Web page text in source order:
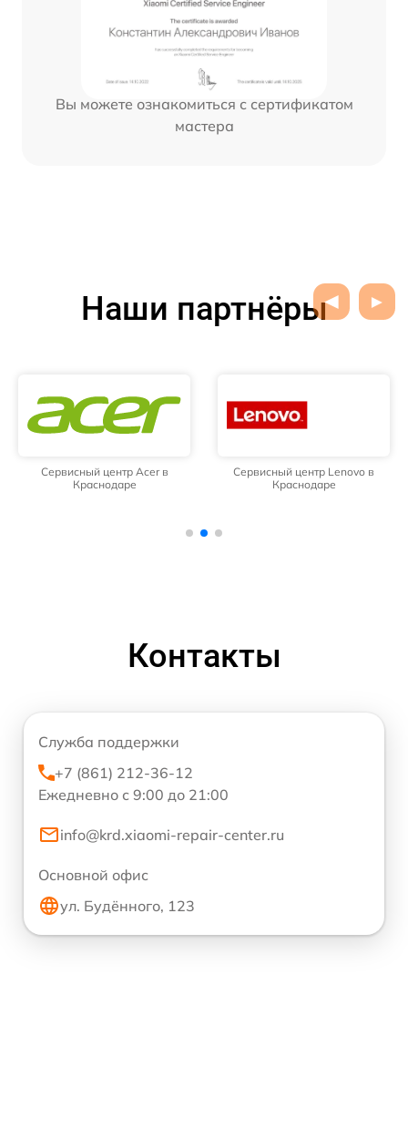
Вы можете ознакомиться с сертификатом
мастера
Наши партнёры
Сервисный центр Acer в
Краснодаре
Сервисный центр Lenovo в
Краснодаре
Контакты
Служба поддержки
+7 (861) 212-36-12
Ежедневно с 9:00 до 21:00
info@krd.xiaomi-repair-center.ru
Основной офис
ул. Будённого, 123